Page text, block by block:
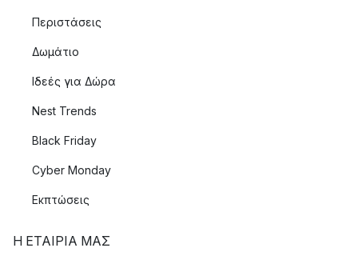
Περιστάσεις
Δωμάτιο
Ιδεές για Δώρα
Nest Trends
Black Friday
Cyber Monday
Εκπτώσεις
Η ΕΤΑΊΡΙΑ ΜΑΣ